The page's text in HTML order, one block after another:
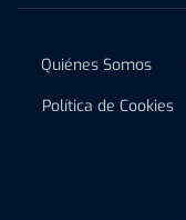
Quiénes Somos
Política de Cookies